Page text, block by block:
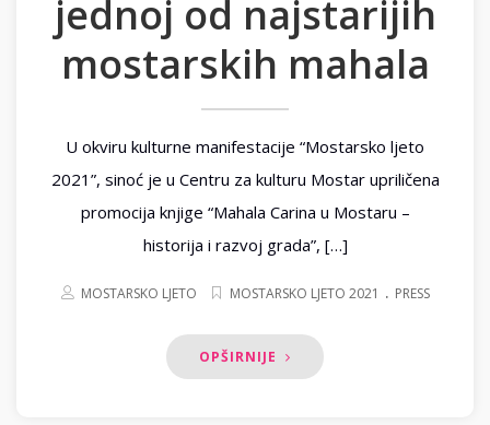
jednoj od najstarijih
mostarskih mahala
U okviru kulturne manifestacije “Mostarsko ljeto
2021”, sinoć je u Centru za kulturu Mostar upriličena
promocija knjige “Mahala Carina u Mostaru –
historija i razvoj grada”, […]
MOSTARSKO LJETO MOSTARSKO LJETO 2021 . PRESS
OPŠIRNIJE